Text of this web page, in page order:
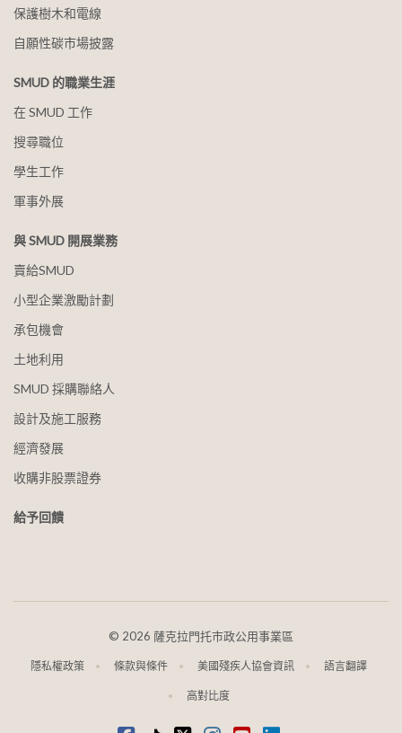
保護樹木和電線
自願性碳市場披露
SMUD 的職業生涯
在 SMUD 工作
搜尋職位
學生工作
軍事外展
與 SMUD 開展業務
賣給SMUD
小型企業激勵計劃
承包機會
土地利用
SMUD 採購聯絡人
設計及施工服務
經濟發展
收購非股票證券
給予回饋
© 2026 薩克拉門托市政公用事業區
隱私權政策 條款與條件 美國殘疾人協會資訊 語言翻譯
高對比度